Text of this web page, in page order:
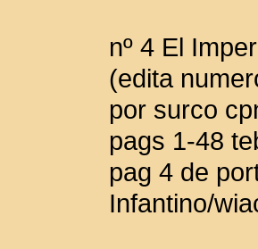
nº 4 El
(edita
por surco
pags 1-48
pag 4 de
Infantino/